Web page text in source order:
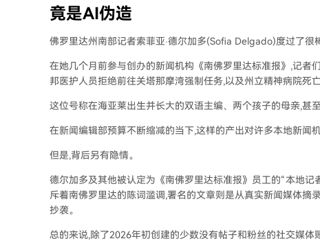
竟是AI伪造
佛罗里达州南部记者索菲亚·德尔加多(Sofia Delgado)度过了很
在她几个月前参与创办的新闻机构《南佛罗里达标准报》,记者
邦医护人员拒绝前往关塔那摩湾强制任务,以及州立精神病院死
这位号称在海亚莱出生并长大的双语主编、两个孩子的母亲,甚
在新闻编辑部预算不断缩减的当下,这样的产出对许多本地新闻机
但是,背后另有隐情。
德尔加多及其他被认定为《南佛罗里达标准报》员工的“本地
斥着南佛罗里达的陈词滥调,署名的文章则是从真实新闻媒体摘
抄袭。
总的来说,除了2026年初创建的少数没有帖子和粉丝的社交媒